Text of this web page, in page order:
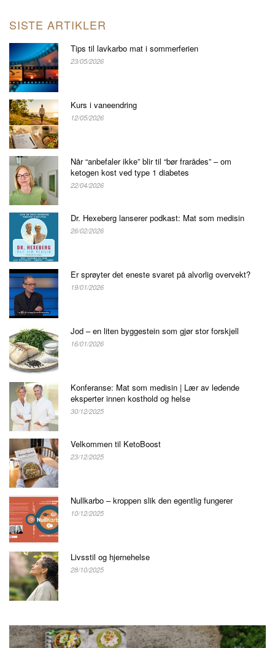
SISTE ARTIKLER
Tips til lavkarbo mat i sommerferien
23/05/2026
Kurs i vaneendring
12/05/2026
Når “anbefaler ikke” blir til “bør frarådes” – om
ketogen kost ved type 1 diabetes
22/04/2026
Dr. Hexeberg lanserer podkast: Mat som medisin
26/02/2026
Er sprøyter det eneste svaret på alvorlig overvekt?
19/01/2026
Jod – en liten byggestein som gjør stor forskjell
16/01/2026
Konferanse: Mat som medisin | Lær av ledende
eksperter innen kosthold og helse
30/12/2025
Velkommen til KetoBoost
23/12/2025
Nullkarbo – kroppen slik den egentlig fungerer
10/12/2025
Livsstil og hjernehelse
28/10/2025